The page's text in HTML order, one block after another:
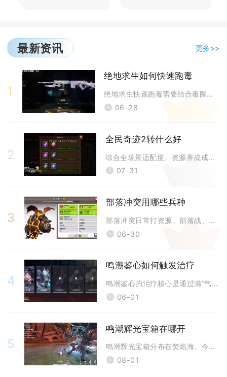
最新资讯 更多>>
1
绝地求生如何快速跑毒
绝地求生快速跑毒需要结合毒圈预判、载具机动、路线规划、道具增益与地形身
06-28
2
全民奇迹2转什么好
综合全场景适配度、资源养成成本与泛用性表现，全民奇迹2二转优先推荐平民
07-31
3
部落冲突用哪些兵种
部落冲突日常打资源、部落战、联赛冲杯主流实用兵种分为基础地面兵、空军核
06-30
4
鸣潮鉴心如何触发治疗
鸣潮鉴心的治疗核心是通过满“气”长按普攻生成护盾，护盾存续期间每6秒为
06-01
5
鸣潮辉光宝箱在哪开
鸣潮辉光宝箱分布在焚焰海、今州城屏庭山、稷廷遗址、黯原止境荒丘、怨鸟泽
08-01